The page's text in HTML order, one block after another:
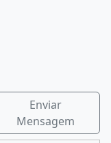
Enviar
Mensagem